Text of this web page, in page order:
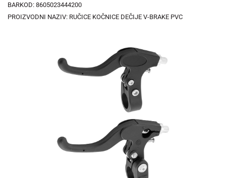
BARKOD: 8605023444200
PROIZVODNI NAZIV: RUČICE KOČNICE DEČIJE V-BRAKE PVC